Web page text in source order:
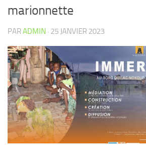
marionnette
PARADMIN · 25 JANVIER 2023